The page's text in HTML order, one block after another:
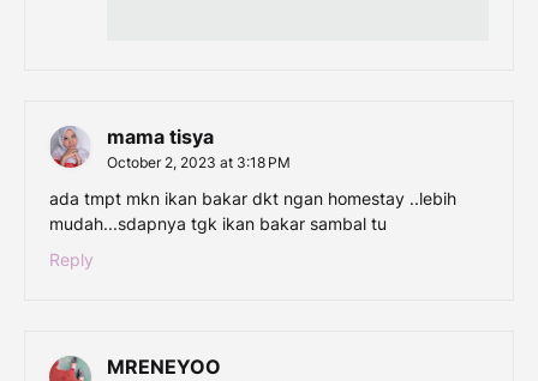
mama tisya
October 2, 2023 at 3:18 PM
ada tmpt mkn ikan bakar dkt ngan homestay ..lebih
mudah...sdapnya tgk ikan bakar sambal tu
Reply
MRENEYOO